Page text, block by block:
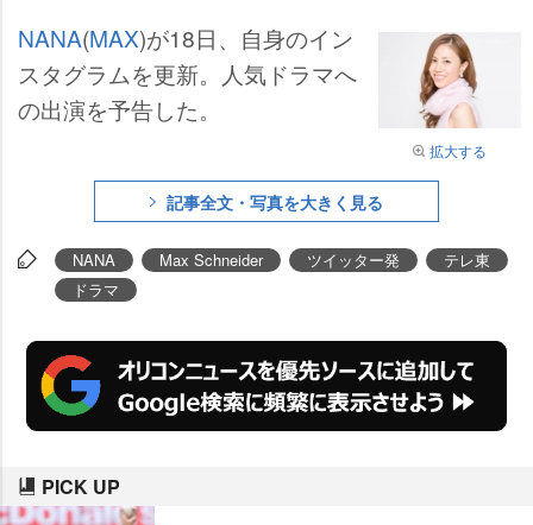
拡大する
NANA(MAX)が18日、自身のイン
スタグラムを更新。人気ドラマへ
の出演を予告した。
記事全文・写真を大きく見る
NANA Max Schneider ツイッター発
テレ東
ドラマ
PICK UP